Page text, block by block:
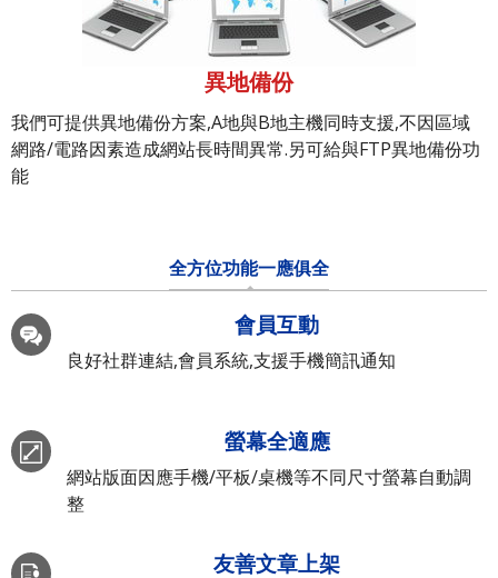
異地備份
我們可提供異地備份方案,A地與B地主機同時支援,不因區域
網路/電路因素造成網站長時間異常.另可給與FTP異地備份功
能
全方位功能一應俱全
會員互動
良好社群連結,會員系統,支援手機簡訊通知
螢幕全適應
網站版面因應手機/平板/桌機等不同尺寸螢幕自動調
整
友善文章上架